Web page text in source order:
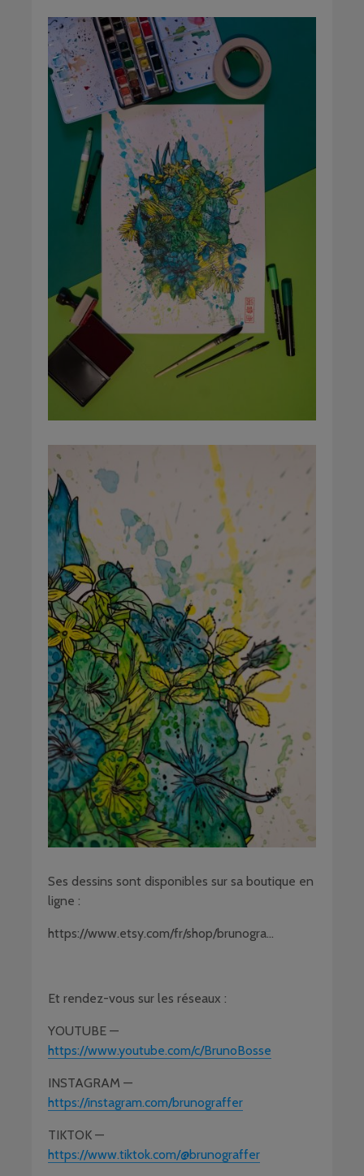
Ses dessins sont disponibles sur sa boutique en
ligne :
https://www.etsy.com/fr/shop/brunogra…
Et rendez-vous sur les réseaux :
YOUTUBE —
https://www.youtube.com/c/BrunoBosse
INSTAGRAM —
https://instagram.com/brunograffer
TIKTOK —
https://www.tiktok.com/@brunograffer